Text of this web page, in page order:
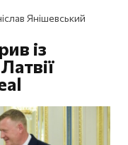
Янішевський
із